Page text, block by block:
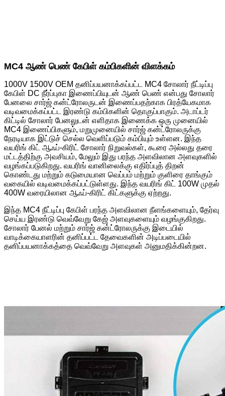
MC4 ஆண் பெண் கேபிள் கம்பிகளின் விளக்கம்
1000V 1500V OEM தனிப்பயனாக்கப்பட்ட MC4 சோலார் நீட்டிப்பு
கேபிள் DC நீர்ப்புகா இணைப்பியுடன் ஆண் பெண் என்பது சோலார்
பேனலை சார்ஜ் கன்ட்ரோலருடன் இணைப்பதற்காக பிரத்யேகமாக
வடிவமைக்கப்பட்ட இரண்டு கம்பிகளின் தொகுப்பாகும். அடாப்டர்
கிட்டில் சோலார் பேனலுடன் எளிதாக இணைக்க ஒரு முனையில்
MC4 இணைப்பிகளும், மறுமுனையில் சார்ஜ் கன்ட்ரோலருக்கு
நேரடியாக இட்டுச் செல்ல வெளிப்படும் கம்பியும் உள்ளன. இந்த
வயரிங் கிட் ஆஃப்-கிரிட் சோலார் நிறுவல்கள், கூரை அல்லது தரை
மட்டத்திற்கு அவசியம், மேலும் இது பரந்த அளவிலான அளவுகளில்
வழங்கப்படுகிறது. வயரிங் வானிலைக்கு எதிர்ப்புத் திறன்
கொண்டது மற்றும் கடுமையான வெப்பம் மற்றும் குளிரை தாங்கும்
வகையில் வடிவமைக்கப்பட்டுள்ளது. இந்த வயரிங் கிட் 100W முதல்
400W வரையிலான ஆஃப்-கிரிட் கிட்களுக்கு ஏற்றது.
இந்த MC4 நீட்டிப்பு கேபிள் பரந்த அளவிலான நீளங்களையும், தேர்வு
செய்ய இரண்டு வெவ்வேறு கேஜ் அளவுகளையும் வழங்குகிறது.
சோலார் பேனல் மற்றும் சார்ஜ் கன்ட்ரோலருக்கு இடையில்
வாடிக்கையாளரின் தனிப்பட்ட தேவைகளின் அடிப்படையில்
தனிப்பயனாக்கத்தை வெவ்வேறு அளவுகள் அனுமதிக்கின்றன.